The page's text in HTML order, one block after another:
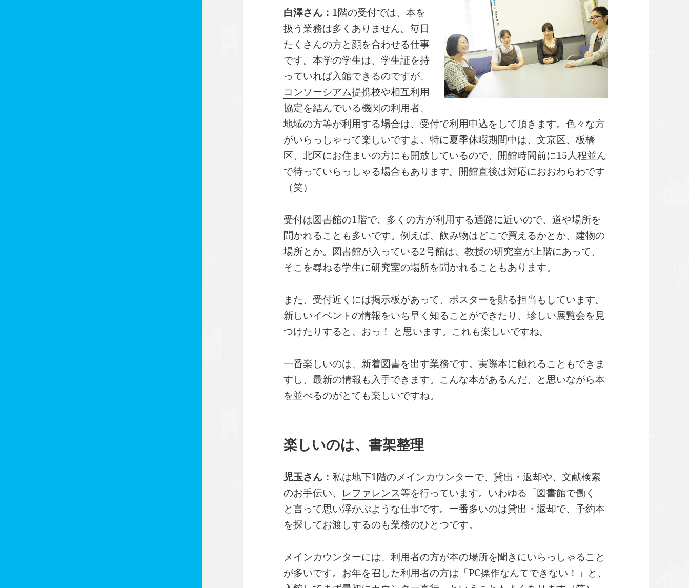
白澤さん： 1階の受付では、本を
扱う業務は多くありません。毎日
たくさんの方と顔を合わせる仕事
です。本学の学生は、学生証を持
っていれば入館できるのですが、
コンソーシアム提携校や相互利用
協定を結んでいる機関の利用者、
地域の方等が利用する場合は、受付で利用申込をして頂きます。色々な方
がいらっしゃって楽しいですよ。特に夏季休暇期間中は、文京区、板橋
区、北区にお住まいの方にも開放しているので、開館時間前に15人程並ん
で待っていらっしゃる場合もあります。開館直後は対応におおわらわです
（笑）
受付は図書館の1階で、多くの方が利用する通路に近いので、道や場所を
聞かれることも多いです。例えば、飲み物はどこで買えるかとか、建物の
場所とか。図書館が入っている2号館は、教授の研究室が上階にあって、
そこを尋ねる学生に研究室の場所を聞かれることもあります。
また、受付近くには掲示板があって、ポスターを貼る担当もしています。
新しいイベントの情報をいち早く知ることができたり、珍しい展覧会を見
つけたりすると、おっ！ と思います。これも楽しいですね。
一番楽しいのは、新着図書を出す業務です。実際本に触れることもできま
すし、最新の情報も入手できます。こんな本があるんだ、と思いながら本
を並べるのがとても楽しいですね。
楽しいのは、書架整理
児玉さん：私は地下1階のメインカウンターで、貸出・返却や、文献検索
のお手伝い、
レファレンス等を行っています。いわゆる「図書館で働く」
と言って思い浮かぶような仕事です。一番多いのは貸出・返却で、予約本
を探してお渡しするのも業務のひとつです。
メインカウンターには、利用者の方が本の場所を聞きにいらっしゃること
が多いです。お年を召した利用者の方は「PC操作なんてできない！」と、